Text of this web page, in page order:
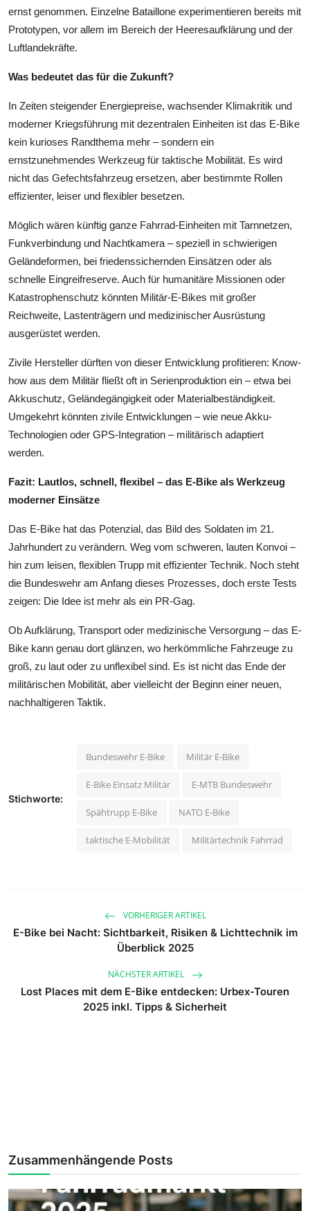
ernst genommen. Einzelne Bataillone experimentieren bereits mit
Prototypen, vor allem im Bereich der Heeresaufklärung und der
Luftlandekräfte.
Was bedeutet das für die Zukunft?
In Zeiten steigender Energiepreise, wachsender Klimakritik und
moderner Kriegsführung mit dezentralen Einheiten ist das E-Bike
kein kurioses Randthema mehr – sondern ein
ernstzunehmendes Werkzeug für taktische Mobilität. Es wird
nicht das Gefechtsfahrzeug ersetzen, aber bestimmte Rollen
effizienter, leiser und flexibler besetzen.
Möglich wären künftig ganze Fahrrad-Einheiten mit Tarnnetzen,
Funkverbindung und Nachtkamera – speziell in schwierigen
Geländeformen, bei friedenssichernden Einsätzen oder als
schnelle Eingreifreserve. Auch für humanitäre Missionen oder
Katastrophenschutz könnten Militär-E-Bikes mit großer
Reichweite, Lastenträgern und medizinischer Ausrüstung
ausgerüstet werden.
Zivile Hersteller dürften von dieser Entwicklung profitieren: Know-
how aus dem Militär fließt oft in Serienproduktion ein – etwa bei
Akkuschutz, Geländegängigkeit oder Materialbeständigkeit.
Umgekehrt könnten zivile Entwicklungen – wie neue Akku-
Technologien oder GPS-Integration – militärisch adaptiert
werden.
Fazit: Lautlos, schnell, flexibel – das E-Bike als Werkzeug
moderner Einsätze
Das E-Bike hat das Potenzial, das Bild des Soldaten im 21.
Jahrhundert zu verändern. Weg vom schweren, lauten Konvoi –
hin zum leisen, flexiblen Trupp mit effizienter Technik. Noch steht
die Bundeswehr am Anfang dieses Prozesses, doch erste Tests
zeigen: Die Idee ist mehr als ein PR-Gag.
Ob Aufklärung, Transport oder medizinische Versorgung – das E-
Bike kann genau dort glänzen, wo herkömmliche Fahrzeuge zu
groß, zu laut oder zu unflexibel sind. Es ist nicht das Ende der
militärischen Mobilität, aber vielleicht der Beginn einer neuen,
nachhaltigeren Taktik.
Stichworte:
Bundeswehr E-Bike Militär E-Bike
E-Bike Einsatz Militär E-MTB Bundeswehr
Spähtrupp E-Bike NATO E-Bike
taktische E-Mobilität Militärtechnik Fahrrad
VORHERIGER ARTIKEL
E-Bike bei Nacht: Sichtbarkeit, Risiken & Lichttechnik im
Überblick 2025
NÄCHSTER ARTIKEL
Lost Places mit dem E-Bike entdecken: Urbex-Touren
2025 inkl. Tipps & Sicherheit
Zusammenhängende Posts